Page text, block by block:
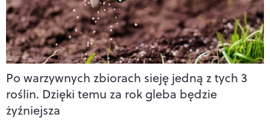
Po warzywnych zbiorach sieję jedną z tych 3
roślin. Dzięki temu za rok gleba będzie
żyźniejsza